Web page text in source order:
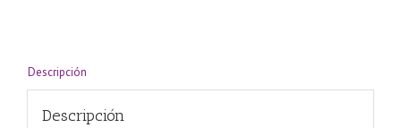
Descripción
Descripción